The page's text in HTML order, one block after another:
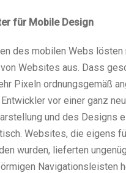
für Mobile Design
des mobilen Webs
Websites aus. Dass
Pixeln ordnungsgemäß
vor einer ganz
und des Designs
Websites, die eigens
wurden, lieferten
Navigationsleisten